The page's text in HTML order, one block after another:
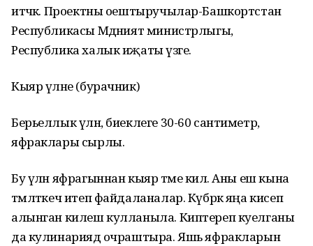
итәчәк. Проектны оештыручылар-Башкортстан
Республикасы Мәдәният министрлыгы,
Республика халык иҗаты үзәге.
Кыяр үләне (бурачник)
Берьеллык үлән, биеклеге 30-60 сантиметр,
яфраклары сырлы.
Бу үлән яфрагыннан кыяр тәме килә. Аны еш кына
тәмләткеч итеп файдаланалар. Күбрәк яңа кисеп
алынган килеш кулланыла. Киптереп куелганы
да кулинариядә очраштыра. Яшь яфракларын